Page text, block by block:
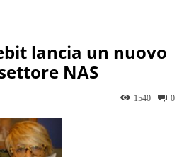
lancia un nuovo
NAS
0
1540